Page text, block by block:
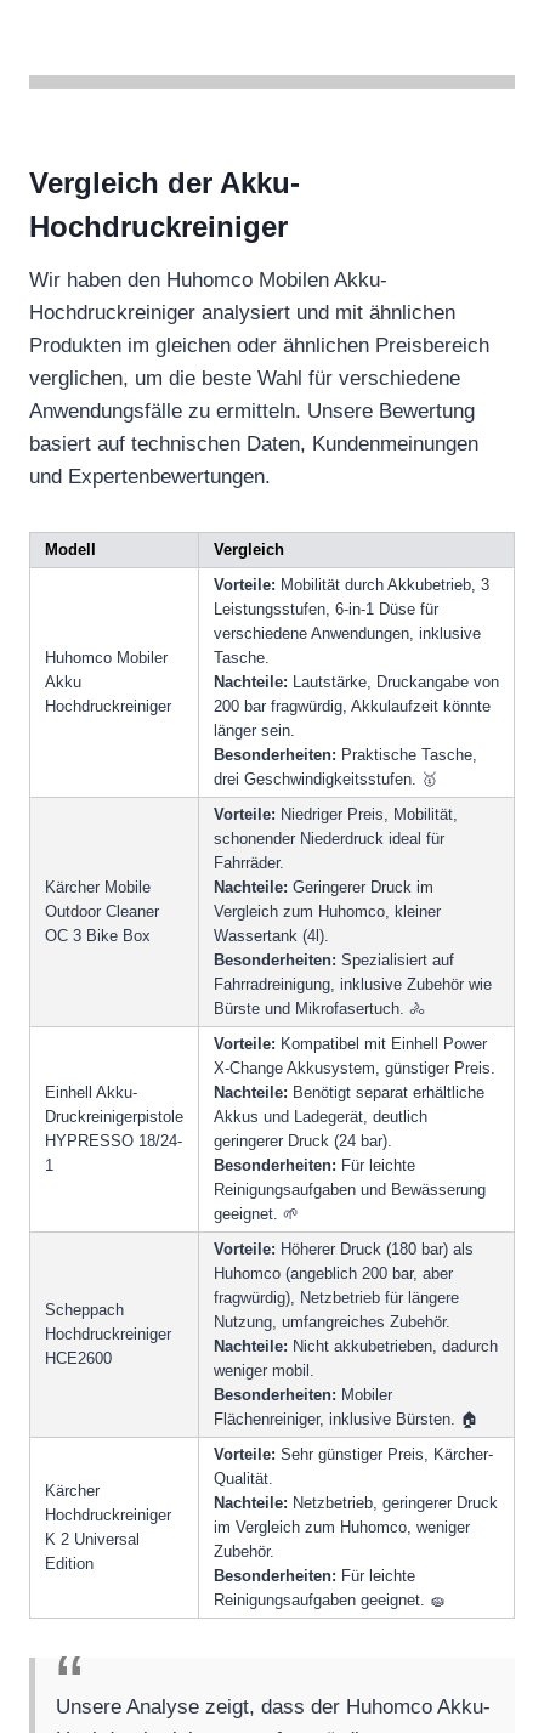
Vergleich der Akku-
Hochdruckreiniger
Wir haben den Huhomco Mobilen Akku-
Hochdruckreiniger analysiert und mit ähnlichen
Produkten im gleichen oder ähnlichen Preisbereich
verglichen, um die beste Wahl für verschiedene
Anwendungsfälle zu ermitteln. Unsere Bewertung
basiert auf technischen Daten, Kundenmeinungen
und Expertenbewertungen.
Modell Vergleich
Huhomco Mobiler
Akku
Hochdruckreiniger
Vorteile: Mobilität durch Akkubetrieb, 3
Leistungsstufen, 6-in-1 Düse für
verschiedene Anwendungen, inklusive
Tasche.
Nachteile: Lautstärke, Druckangabe von
200 bar fragwürdig, Akkulaufzeit könnte
länger sein.
Besonderheiten: Praktische Tasche,
drei Geschwindigkeitsstufen. 🥇
Kärcher Mobile
Outdoor Cleaner
OC 3 Bike Box
Vorteile: Niedriger Preis, Mobilität,
schonender Niederdruck ideal für
Fahrräder.
Nachteile: Geringerer Druck im
Vergleich zum Huhomco, kleiner
Wassertank (4l).
Besonderheiten: Spezialisiert auf
Fahrradreinigung, inklusive Zubehör wie
Bürste und Mikrofasertuch. 🚴
Einhell Akku-
Druckreinigerpistole
HYPRESSO 18/24-
1
Vorteile: Kompatibel mit Einhell Power
X-Change Akkusystem, günstiger Preis.
Nachteile: Benötigt separat erhältliche
Akkus und Ladegerät, deutlich
geringerer Druck (24 bar).
Besonderheiten: Für leichte
Reinigungsaufgaben und Bewässerung
geeignet. 🌱
Scheppach
Hochdruckreiniger
HCE2600
Vorteile: Höherer Druck (180 bar) als
Huhomco (angeblich 200 bar, aber
fragwürdig), Netzbetrieb für längere
Nutzung, umfangreiches Zubehör.
Nachteile: Nicht akkubetrieben, dadurch
weniger mobil.
Besonderheiten: Mobiler
Flächenreiniger, inklusive Bürsten. 🏠
Kärcher
Hochdruckreiniger
K 2 Universal
Edition
Vorteile: Sehr günstiger Preis, Kärcher-
Qualität.
Nachteile: Netzbetrieb, geringerer Druck
im Vergleich zum Huhomco, weniger
Zubehör.
Besonderheiten: Für leichte
Reinigungsaufgaben geeignet. 🧽
Unsere Analyse zeigt, dass der Huhomco Akku-